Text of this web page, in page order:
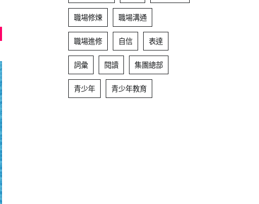
職場修煉 職場溝通
職場進修 自信 表達
詞彙 閱讀 集團總部
青少年 青少年教育